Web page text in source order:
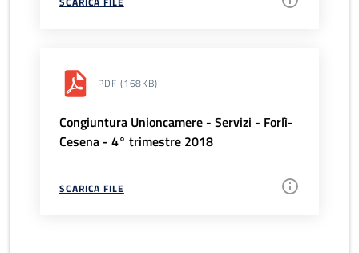
PDF (168KB)
Congiuntura Unioncamere - Servizi - Forlì-
Cesena - 4° trimestre 2018
SCARICA FILE